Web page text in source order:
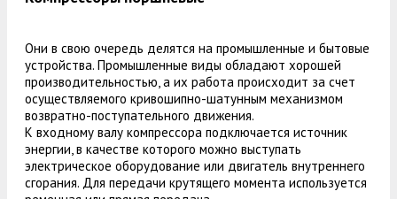
Они в свою очередь делятся на промышленные и бытовые
устройства. Промышленные виды обладают хорошей
производительностью, а их работа происходит за счет
осуществляемого кривошипно-шатунным механизмом
возвратно-поступательного движения.
К входному валу компрессора подключается источник
энергии, в качестве которого можно выступать
электрическое оборудование или двигатель внутреннего
сгорания. Для передачи крутящего момента используется